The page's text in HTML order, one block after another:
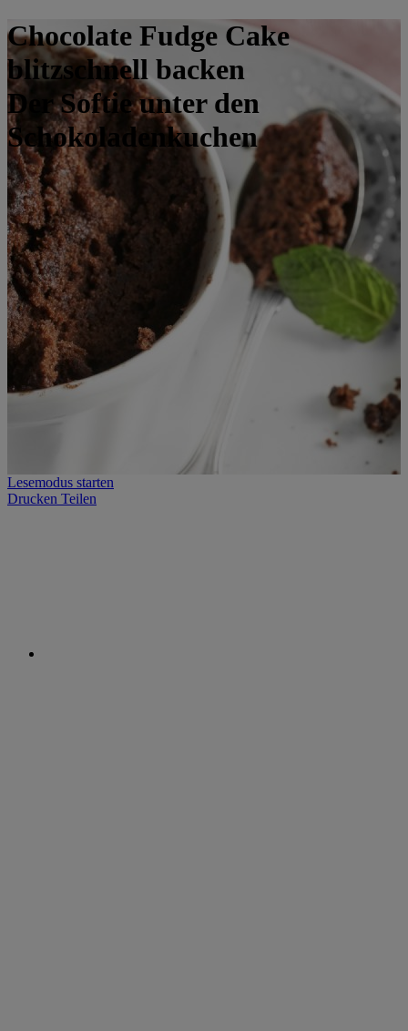
Chocolate Fudge Cake
blitzschnell backen
Der Softie unter den
Schokoladenkuchen
Lesemodus starten
Drucken Teilen